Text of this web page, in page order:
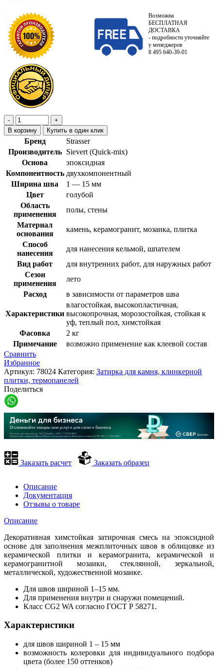
Возможна
БЕСПЛАТНАЯ
ДОСТАВКА
- подробности уточняйте
у менеджеров
8 495 640-39-01
В корзину Купить в один клик
Бренд
Strasser
Производитель
Sievert (Quick-mix)
Основа
эпоксидная
Компонентность двухкомпонентный
Ширина шва
1 — 15 мм
Цвет
голубой
Область
применения
полы, стены
Материал
основания
камень, керамогранит, мозаика, плитка
Способ
нанесения
для нанесения кельмой, шпателем
Вид работ
для внутренних работ, для наружных работ
Сезон
применения
лето
Расход
в зависимости от параметров шва
Характеристики
влагостойкая, высокопластичная,
высокопрочная, морозостойкая, стойкая к
уф, теплый пол, химстойкая
Фасовка
2 кг
Примечание
возможно применение как клеевой состав
Сравнить
Избранное
Артикул: 78024 Категория: Затирка для камня, клинкерной
плитки, термопанелей
Поделиться
Заказать расчет Заказать образец
Описание
Документация
Отзывы о товаре
Описание
Декоративная химстойкая затирочная смесь на эпоксидной
основе для заполнения межплиточных швов в облицовке из
керамической плитки и керамогранита, керамической и
керамогранитной мозаики, стеклянной, зеркальной,
металлической, художественной мозаике.
Для швов шириной 1–15 мм.
Для применения внутри и снаружи помещений.
Класс CG2 WA согласно ГОСТ Р 58271.
Характеристики
для швов шириной 1 – 15 мм
возможность колеровки для индивидуального подбора
цвета (более 150 оттенков)